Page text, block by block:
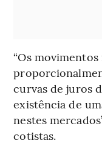
“Os
curvas de juros
existência de
nestes
cotistas.